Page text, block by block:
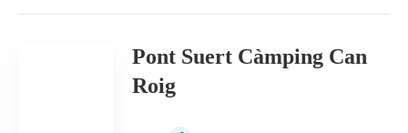
Pont Suert Càmping Can
Roig